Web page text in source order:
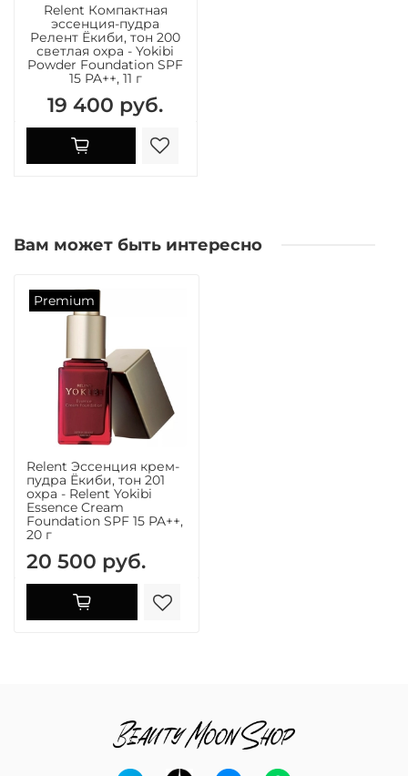
Relent Компактная
эссенция-пудра
Релент Ёкиби, тон 200
светлая охра - Yokibi
Powder Foundation SPF
15 PA++, 11 г
19 400 руб.
Вам может быть интересно
Premium
Relent Эссенция крем-
пудра Ёкиби, тон 201
охра - Relent Yokibi
Essence Cream
Foundation SPF 15 PA++,
20 г
20 500 руб.